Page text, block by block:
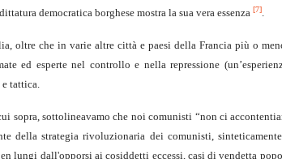
democratica borghese mostra la sua vera essenza [7]
oltre che in varie altre città e paesi della Francia più o
ed esperte nel controllo e nella repressione
tattica.
sopra, sottolineavamo che noi comunisti “non ci
della strategia rivoluzionaria dei comunisti,
lungi dall'opporsi ai cosiddetti eccessi, casi di vendetta